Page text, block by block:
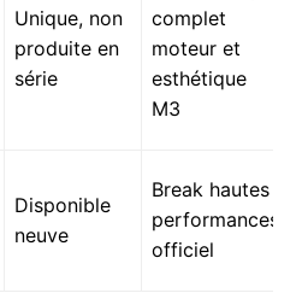
Unique, non
produite en
série
complet
moteur et
esthétique
M3
Disponible
neuve
Break hautes
performances
officiel